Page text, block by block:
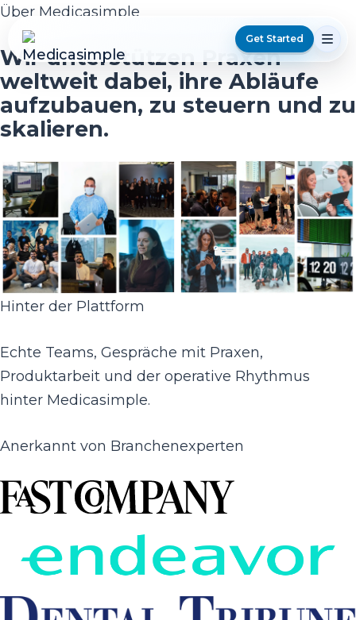
Get Started
Über Medicasimple
Wir unterstützen Praxen
weltweit dabei, ihre Abläufe
aufzubauen, zu steuern und zu
skalieren.
Hinter der Plattform
Echte Teams, Gespräche mit Praxen,
Produktarbeit und der operative Rhythmus
hinter Medicasimple.
Anerkannt von Branchenexperten